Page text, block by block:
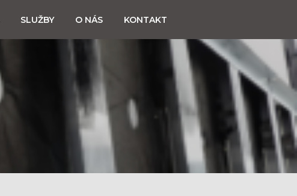
SLUŽBY O NÁS KONTAKT